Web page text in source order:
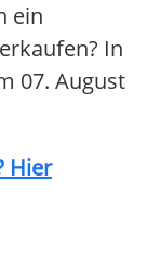
ein
In
07. August
Hier